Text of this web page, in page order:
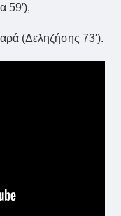
59′),
(Δεληζήσης 73′).